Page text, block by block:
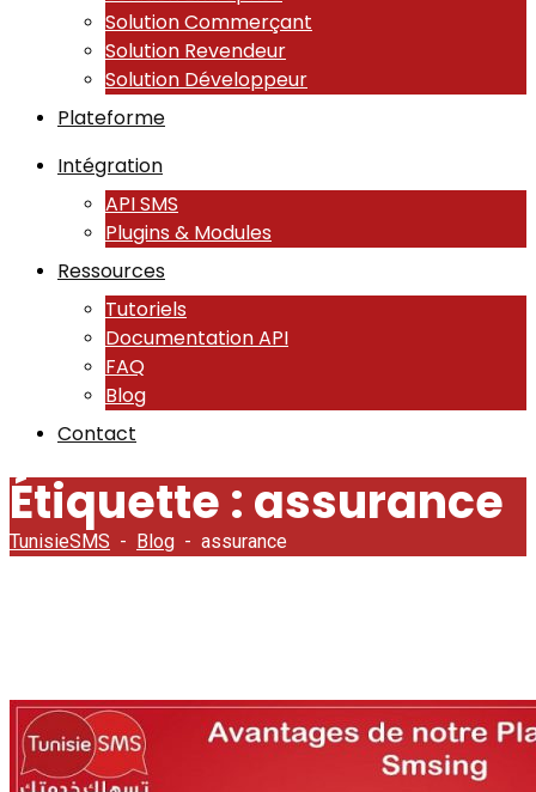
Solution Commerçant
Solution Revendeur
Solution Développeur
Plateforme
Intégration
API SMS
Plugins & Modules
Ressources
Tutoriels
Documentation API
FAQ
Blog
Contact
Étiquette : assurance
TunisieSMS - Blog - assurance